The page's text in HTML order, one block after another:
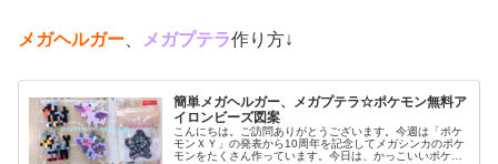
メガヘルガー メガプテラ作り方↓
簡単メガヘルガー、メガプテラ☆ポケモン無料ア
イロンビーズ図案
こんにちは。ご訪問ありがとうございます。今週は「ポケ
モンＸＹ」の発表から10周年を記念してメガシンカのポケ
モンをたくさん作っています。今日は、かっこいいポケモ